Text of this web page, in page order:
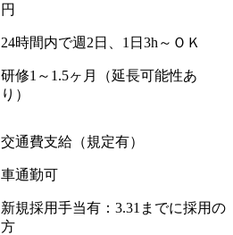
円
24時間内で週 2 日、 1 日 3h ～ＯＫ
研修1 ～ 1.5ヶ月（延長可能性あ
り）
交通費支給（規定有）
車通勤可
新規採用手当有： 3.31 までに採用の
方